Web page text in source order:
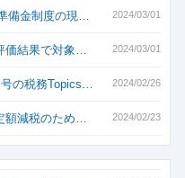
2024/03/01
備金制度の現…
2024/03/01
結果で対象…
2024/02/26
の税務Topics…
2024/02/23
減税のため…